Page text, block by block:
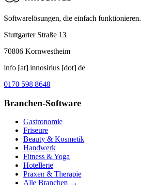
Softwarelösungen, die einfach funktionieren.
Stuttgarter Straße 13
70806 Kornwestheim
info [at] innosirius [dot] de
0170 598 8648
Branchen-Software
Gastronomie
Friseure
Beauty & Kosmetik
Handwerk
Fitness & Yoga
Hotellerie
Praxen & Therapie
Alle Branchen →